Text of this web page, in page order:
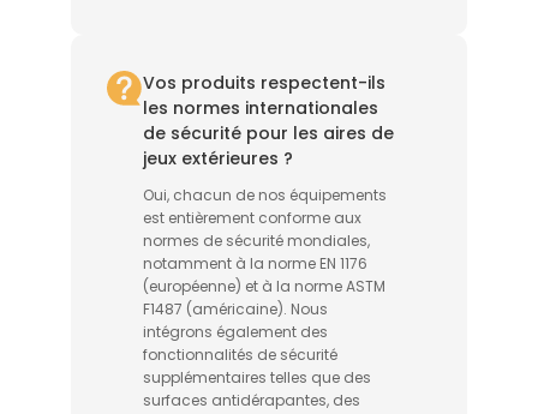
Vos produits respectent-ils
les normes internationales
de sécurité pour les aires de
jeux extérieures ?
Oui, chacun de nos équipements
est entièrement conforme aux
normes de sécurité mondiales,
notamment à la norme EN 1176
(européenne) et à la norme ASTM
F1487 (américaine). Nous
intégrons également des
fonctionnalités de sécurité
supplémentaires telles que des
surfaces antidérapantes, des